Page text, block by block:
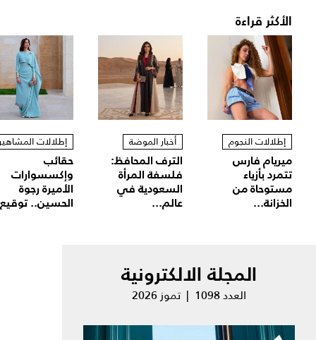
الأكثر قراءة
إطلالات النجوم
ميريام فارس
تتمرد بأزياء
مستوحاة من
الخزانة...
أخبار الموضة
الترف المحافظ:
فلسفة المرأة
السعودية في
عالم...
إطلالات
حقائب
وإكسسوارات
الأميرة رجوة
الحسين..
المجلة الالكترونية
العدد 1098 | تموز 2026